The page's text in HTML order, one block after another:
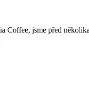
Coffee, jsme před